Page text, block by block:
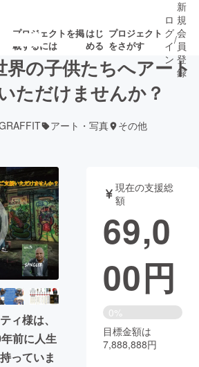
プロジェクトを掲
載するには
はじ
める
プロジェクト
をさがす
クト
募集終了が近いプ
ロジェクト
もうすぐ公開
されます
真 音楽
ー・ガジェット ゲーム・
書籍・雑誌
起業 チャレンジ
・地域活性化
ロ
グ
イ
ン
/
新
規
会
員
登
録
の子供たちへアート
ただけませんか？
アート・写真 その他
ィ様は、
前に人生
っていま
現在の支援総
額
69,0
00円
0%
目標金額は
7,888,888円